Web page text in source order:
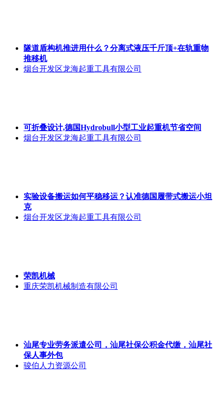
隧道盾构机推进用什么？分离式液压千斤顶+在轨重物
推移机
烟台开发区龙海起重工具有限公司
可折叠设计,德国Hydrobull小型工业起重机节省空间
烟台开发区龙海起重工具有限公司
实验设备搬运如何平稳移运？认准德国履带式搬运小坦
克
烟台开发区龙海起重工具有限公司
荣凯机械
重庆荣凯机械制造有限公司
汕尾专业劳务派遣公司，汕尾社保公积金代缴，汕尾社
保人事外包
骏伯人力资源公司